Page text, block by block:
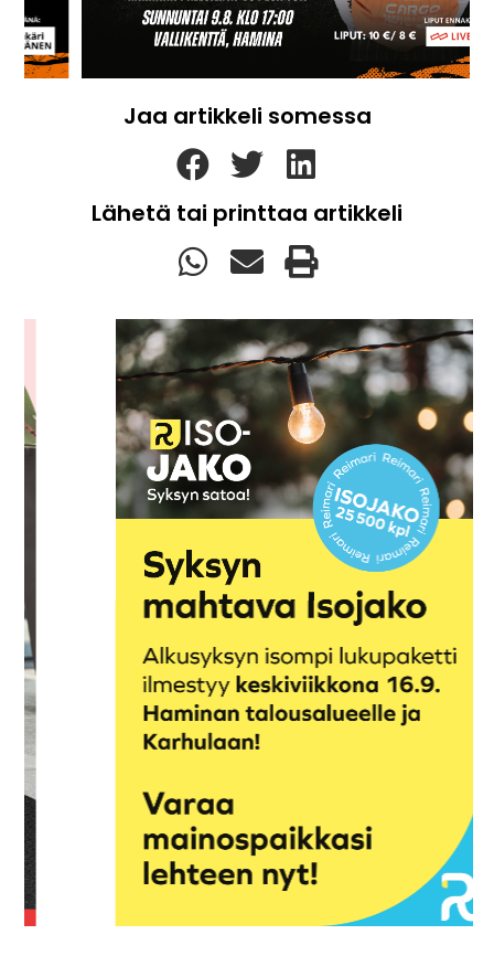
Jaa artikkeli somessa
Lähetä tai printtaa artikkeli